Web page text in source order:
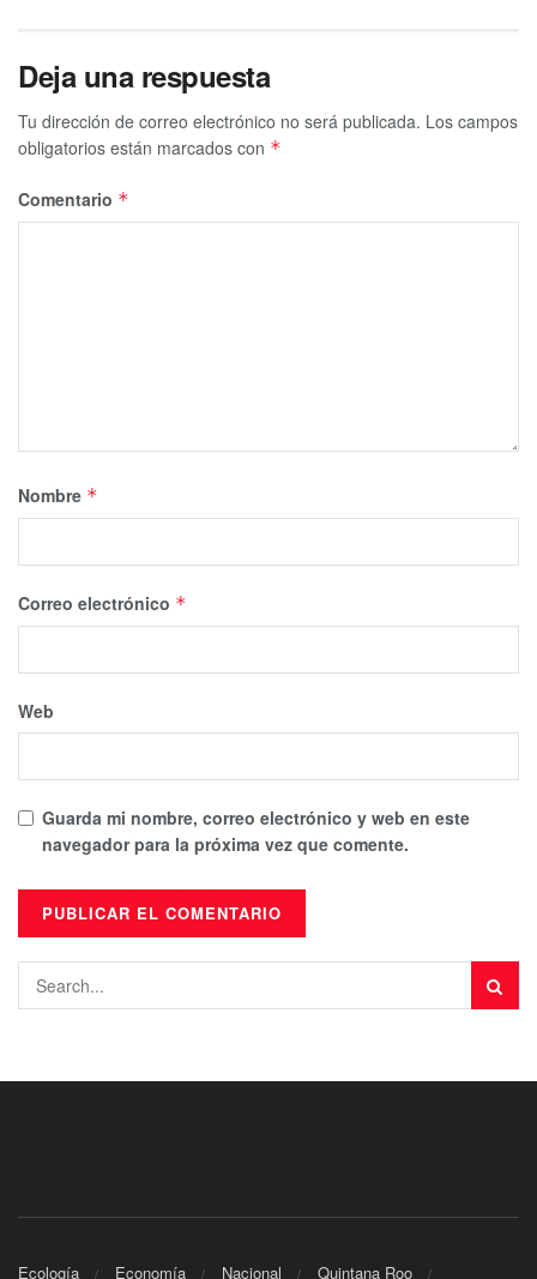
Deja una respuesta
Tu dirección de correo electrónico no será publicada. Los campos
obligatorios están marcados con *
Comentario *
Nombre *
Correo electrónico *
Web
Guarda mi nombre, correo electrónico y web en este
navegador para la próxima vez que comente.
Ecología Economía Nacional Quintana Roo